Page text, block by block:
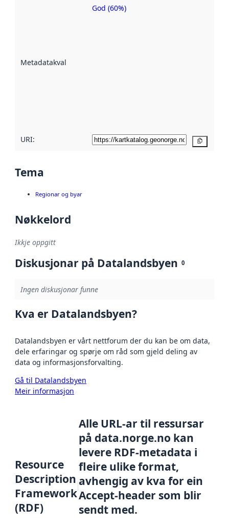
Metadatakvalitet
Metadatakvalitet
God (60%)
URI:
Tema
Regionar og byar
Nøkkelord
Ikkje oppgitt
Diskusjonar på Datalandsbyen 0
Ingen diskusjonar funne
Kva er Datalandsbyen?
Datalandsbyen er vårt nettforum der du kan be om data,
dele erfaringar og spørje om råd som gjeld deling av
data og informasjonsforvalting.
Gå til Datalandsbyen
Meir informasjon
Resource
Description
Framework
(RDF)
Alle URL-ar til ressursar
på data.norge.no kan
levere RDF-metadata i
fleire ulike format,
avhengig av kva for ein
Accept-header som blir
sendt med.